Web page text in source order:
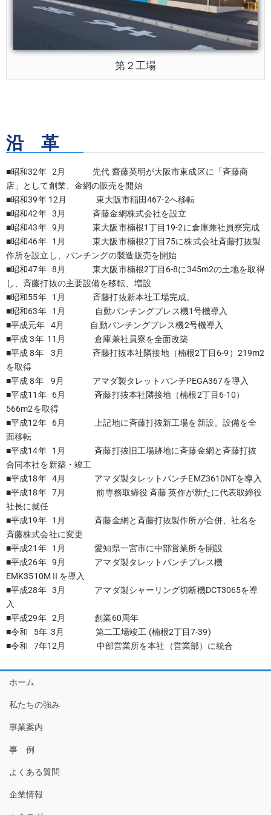
第２工場
沿 革
■昭和32年 2月 先代 齋藤英明が大阪市東成区に「斉藤商
店」として創業、金網の販売を開始
■昭和39年 12月 東大阪市稲田467-2へ移転
■昭和42年 3月 斉藤金網株式会社を設立
■昭和43年 9月 東大阪市楠根1丁目19-2に倉庫兼社員寮完成
■昭和46年 1月 東大阪市楠根2丁目75に株式会社斉藤打抜製
作所を設立し、パンチングの製造販売を開始
■昭和47年 8月 東大阪市楠根2丁目6-8に345m2の土地を取得
し、斉藤打抜の主要設備を移転、増設
■昭和55年 1月 斉藤打抜新本社工場完成。
■昭和63年 1月 自動パンチングプレス機1号機導入
■平成元年 4月 自動パンチングプレス機2号機導入
■平成 3年 11月 倉庫兼社員寮を全面改築
■平成 8年 3月 斉藤打抜本社隣接地（楠根2丁目6-9）219m2
を取得
■平成 8年 9月 アマダ製タレットパンチPEGA367を導入
■平成11年 6月 斉藤打抜本社隣接地（楠根2丁目6-10）
566m2を取得
■平成12年 6月 上記地に斉藤打抜新工場を新設。設備を全
面移転
■平成14年 1月 斉藤打抜旧工場跡地に斉藤金網と斉藤打抜
合同本社を新築・竣工
■平成18年 4月 アマダ製タレットパンチEMZ3610NTを導入
■平成18年 7月 前専務取締役 斉藤 英作が新たに代表取締役
社長に就任
■平成19年 1月 斉藤金網と斉藤打抜製作所が合併、社名を
斉藤株式会社に変更
■平成21年 1月 愛知県一宮市に中部営業所を開設
■平成26年 9月 アマダ製タレットパンチプレス機
EMK3510MⅡを導入
■平成28年 3月 アマダ製シャーリング切断機DCT3065を導
入
■平成29年 2月 創業60周年
■令和 5年 3月 第二工場竣工 (楠根2丁目7-39)
■令和 7年12月 中部営業所を本社（営業部）に統合
ホーム
私たちの強み
事業案内
事 例
よくある質問
企業情報